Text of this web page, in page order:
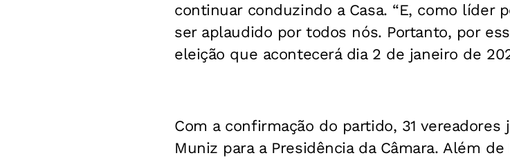
continuar conduzindo a Casa. “E, como líder
ser aplaudido por todos nós. Portanto, por
eleição que acontecerá dia 2 de janeiro de
Com a confirmação do partido, 31
Muniz para a Presidência da Câmara. Além